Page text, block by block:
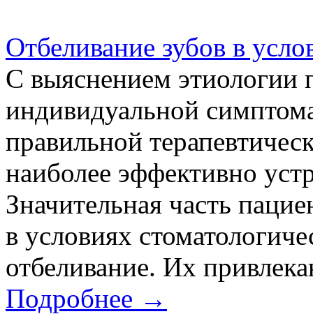
Отбеливание зубов в
С выяснением этиологии
индивидуальной
правильной
наиболее эффективно
Значительная часть
в условиях
отбеливание. Их
Подробнее →